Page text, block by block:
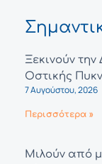
Ξεκινούν
Οστικής
7 Αυγούστου, 2026
Περισσότερα »
Μιλούν από